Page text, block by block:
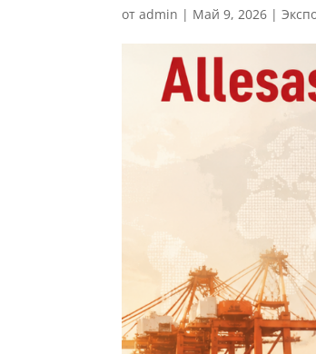
отadmin | Май 9, 2026 |